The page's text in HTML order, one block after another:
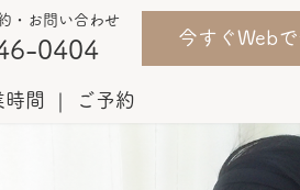
・お問い合わせ
0404 今すぐWeb
時間 ご予約